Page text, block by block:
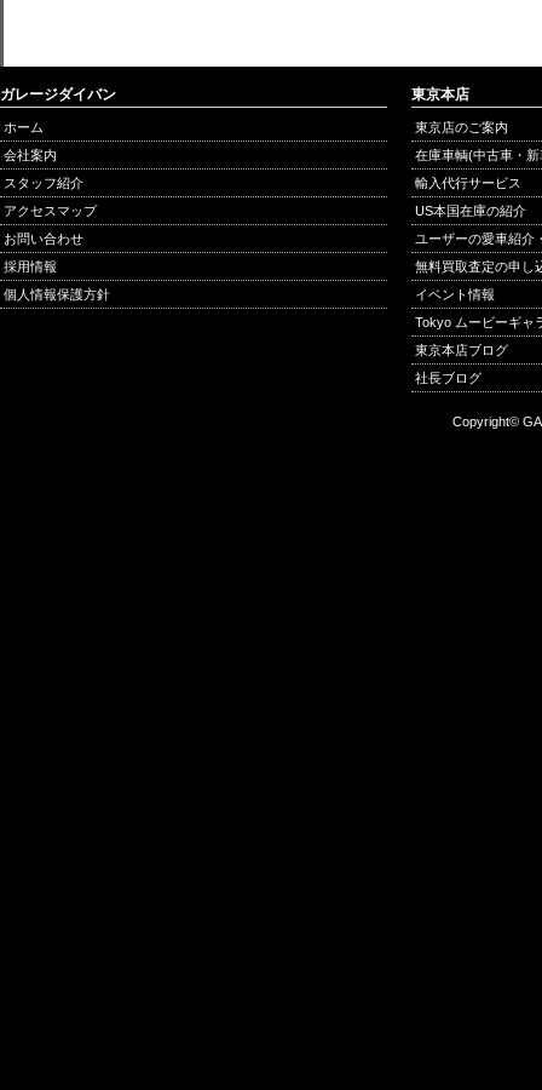
ガレージダイバン
ホーム
会社案内
スタッフ紹介
アクセスマップ
お問い合わせ
採用情報
個人情報保護方針
東京本店
東京店のご案内
在庫車輌(中古車・
輸入代行サービス
US本国在庫の紹介
ユーザーの愛車紹介
無料買取査定の申し
イベント情報
Tokyo ムービーギャ
東京本店ブログ
社長ブログ
Copyright©